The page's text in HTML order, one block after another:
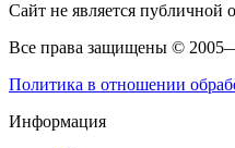
Сайт не является публичной
Все права защищены ©
Политика в отношении
Информация